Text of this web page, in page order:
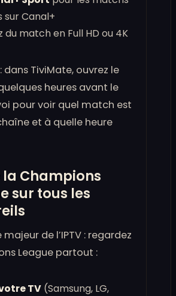
sur Canal+
du match en Full HD ou 4K
dans TiviMate, ouvrez le
heures avant le
pour voir quel match est
et à quelle heure
la Champions
sur tous les
majeur de l’IPTV : regardez
League partout :
TV (Samsung, LG,